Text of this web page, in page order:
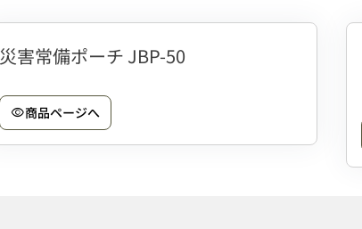
災害常備ポーチ JBP-50
visibility商品ページへ